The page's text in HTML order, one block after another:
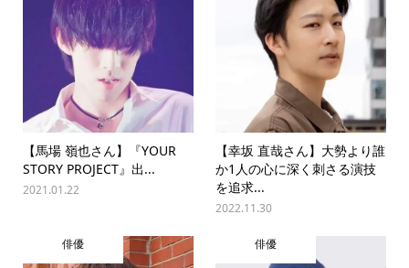
【馬場 嶺也さん】『YOUR
STORY PROJECT』出...
2021.01.22
【幸坂 直哉さん】大勢より誰
か1人の心に深く刺さる演技
を追求...
2022.11.30
俳優 俳優